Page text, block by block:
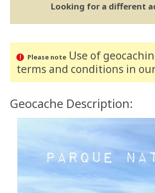
Looking for a different
Please noteUse of
terms and conditions in
Geocache Description: